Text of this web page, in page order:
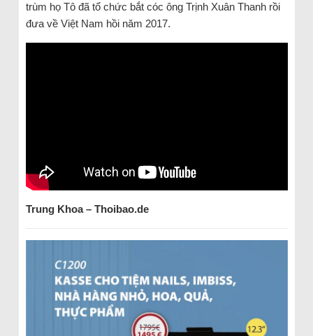
trùm họ Tô đã tổ chức bắt cóc ông Trịnh Xuân Thanh rồi
đưa về Việt Nam hồi năm 2017.
Trung Khoa – Thoibao.de